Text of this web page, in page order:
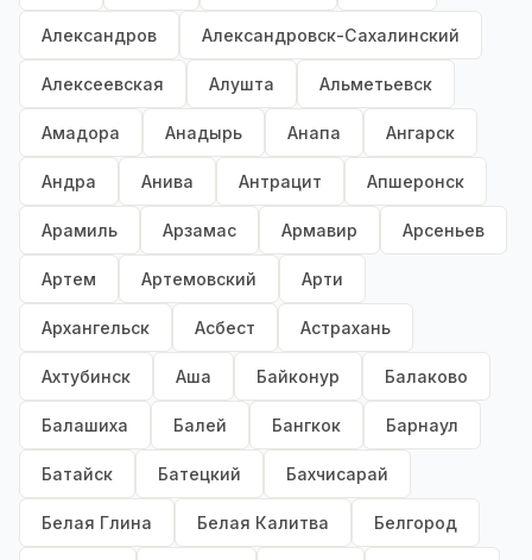
Александров Александровск-Сахалинский
Алексеевская Алушта Альметьевск
Амадора Анадырь Анапа Ангарск
Андра Анива Антрацит Апшеронск
Арамиль Арзамас Армавир Арсеньев
Артем Артемовский Арти
Архангельск Асбест Астрахань
Ахтубинск Аша Байконур Балаково
Балашиха Балей Бангкок Барнаул
Батайск Батецкий Бахчисарай
Белая Глина Белая Калитва Белгород